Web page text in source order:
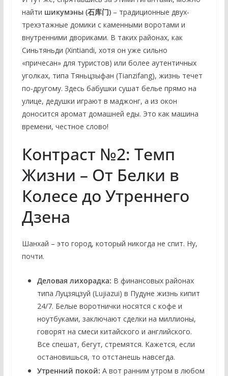
найти шикумэны (石库门)– традиционные двух-
трехэтажные домики с каменными воротами и
внутренними двориками. В таких районах, как
Синьтяньди (Xintiandi, хотя он уже сильно
«причесан» для туристов) или более аутентичных
уголках, типа Тяньцзыфан (Tianzifang), жизнь течет
по-другому. Здесь бабушки сушат белье прямо на
улице, дедушки играют в маджонг, а из окон
доносится аромат домашней еды. Это как машина
времени, честное слово!
Контраст №2: Темп
Жизни – От Белки в
Колесе до Утреннего
Дзена
Шанхай – это город, который никогда не спит. Ну,
почти.
Деловая лихорадка: В финансовых районах
типа Луцзяцзуй (Lujiazui) в Пудуне жизнь кипит
24/7. Белые воротнички носятся с кофе и
ноутбуками, заключают сделки на миллионы,
говорят на смеси китайского и английского.
Все спешат, бегут, стремятся. Кажется, если
остановишься, то отстанешь навсегда.
Утренний покой: А вот ранним утром в любом